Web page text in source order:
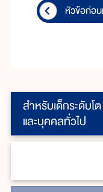
สำหรับเด็กระดับโต
และบุคคลทั่วไป
หัวข้อก่อ